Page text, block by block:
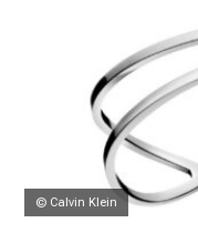
© Calvin Klein